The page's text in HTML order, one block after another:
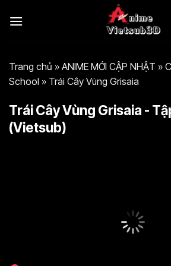
qua
Trang chủ » ANIME MỚI CẬP NHẬT »
School » Trái Cây Vùng Grisaia
Trái Cây Vùng Grisaia -
(Vietsub)